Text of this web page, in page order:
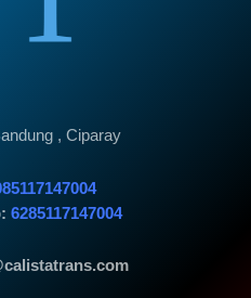
, Ciparay
6285117147004